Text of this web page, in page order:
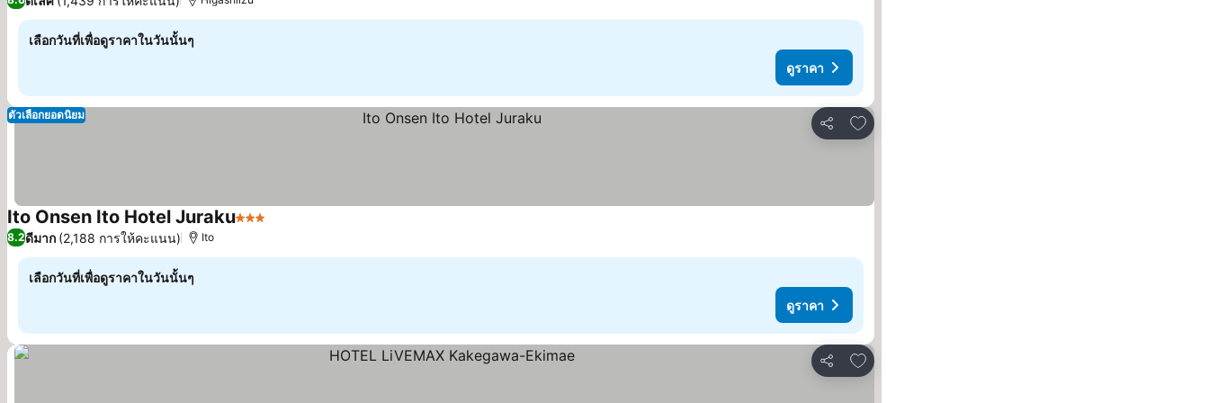
เลือกวันที่เพื่อดูราคาในวันนั้นๆ
ดูราคา
แชร์
เพิ่มในรายการโปรด
ตัวเลือกยอดนิยม
Ito Onsen Ito Hotel Juraku3 ดาว
8.2ดีมาก (2,188 การให้คะแนน) Ito
เลือกวันที่เพื่อดูราคาในวันนั้นๆ
ดูราคา
แชร์
เพิ่มในรายการโปรด